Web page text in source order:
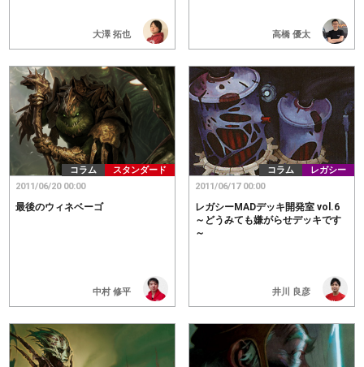
大澤 拓也 高橋 優太
コラム スタンダード
中村 修平
最後のウィネベーゴ
2011/06/20 00:00
コラム レガシー
井川 良彦
レガシーMADデッキ開発室 vol.6
～どうみても嫌がらせデッキです
～
2011/06/17 00:00